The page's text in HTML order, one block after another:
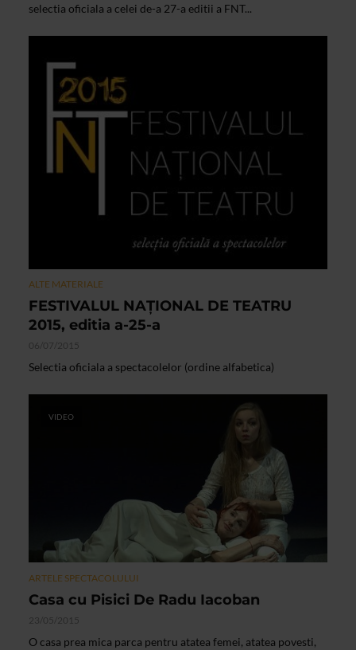
selectia oficiala a celei de-a 27-a editii a FNT...
ALTE MATERIALE
FESTIVALUL NAŢIONAL DE TEATRU
2015, editia a-25-a
06/07/2015
Selectia oficiala a spectacolelor (ordine alfabetica)
VIDEO
ARTELE SPECTACOLULUI
Casa cu Pisici De Radu Iacoban
23/05/2015
O casa prea mica parca pentru atatea femei, atatea povesti,